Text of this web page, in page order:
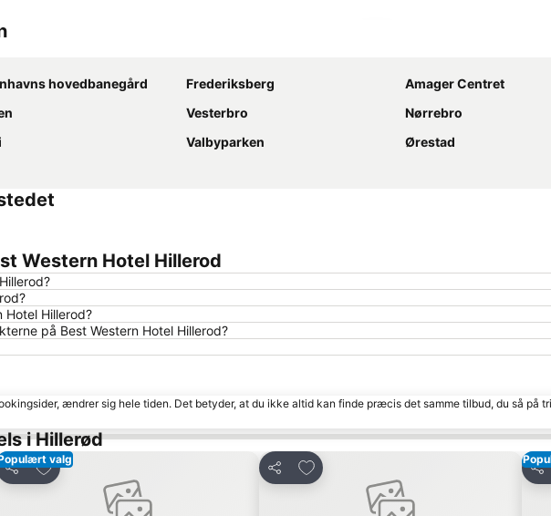
hovedbanegård Frederiksberg
Amager Centret
Vesterbro
Nørrebro
Valbyparken
Ørestad
Western Hotel Hillerod
Hotel Hillerod?
på Best Western Hotel Hillerod?
ændrer sig hele tiden. Det betyder, at du ikke altid kan finde præcis det samme tilbud, du så på
i Hillerød
valg
Del
Føj til favoritter
Del
Føj til favoritter
Del